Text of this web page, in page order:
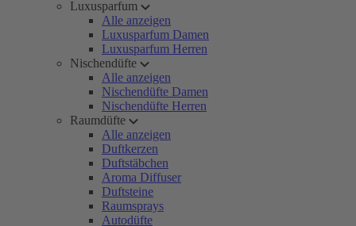
Luxusparfum
Alle anzeigen
Luxusparfum Damen
Luxusparfum Herren
Nischendüfte
Alle anzeigen
Nischendüfte Damen
Nischendüfte Herren
Raumdüfte
Alle anzeigen
Duftkerzen
Duftstäbchen
Aroma Diffuser
Duftsteine
Raumsprays
Autodüfte